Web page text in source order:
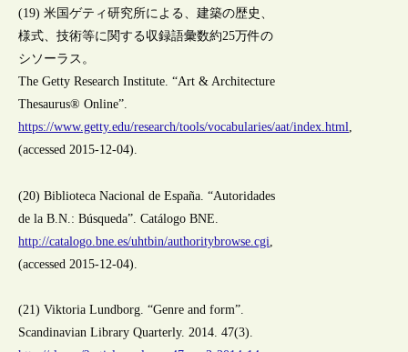
(19) 米国ゲティ研究所による、建築の歴史、
様式、技術等に関する収録語彙数約25万件の
シソーラス。
The Getty Research Institute. “Art & Architecture
Thesaurus® Online”.
https://www.getty.edu/research/tools/vocabularies/aat/index.html,
(accessed 2015-12-04).
(20) Biblioteca Nacional de España. “Autoridades
de la B.N.: Búsqueda”. Catálogo BNE.
http://catalogo.bne.es/uhtbin/authoritybrowse.cgi
(accessed 2015-12-04).
(21) Viktoria Lundborg. “Genre and form”.
Scandinavian Library Quarterly. 2014. 47(3).